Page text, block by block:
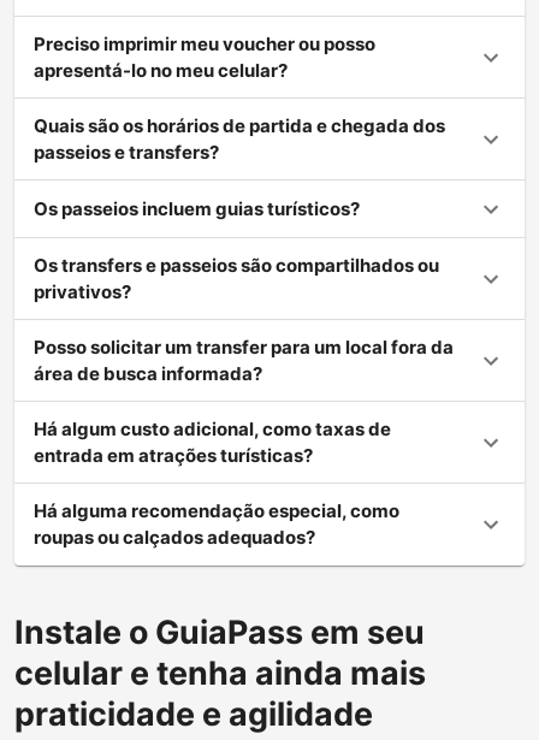
Preciso imprimir meu voucher ou posso
apresentá-lo no meu celular?
Quais são os horários de partida e chegada dos
passeios e transfers?
Os passeios incluem guias turísticos?
Os transfers e passeios são compartilhados ou
privativos?
Posso solicitar um transfer para um local fora da
área de busca informada?
Há algum custo adicional, como taxas de
entrada em atrações turísticas?
Há alguma recomendação especial, como
roupas ou calçados adequados?
Instale o GuiaPass em seu
celular e tenha ainda mais
praticidade e agilidade